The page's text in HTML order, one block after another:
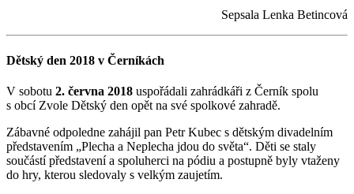
Sepsala Lenka Betincová
Dětský den 2018 v Černíkách
V sobotu 2. června 2018 uspořádali zahrádkáři z Černík spolu
s obcí Zvole Dětský den opět na své spolkové zahradě.
Zábavné odpoledne zahájil pan Petr Kubec s dětským divadelním
představením „Plecha a Neplecha jdou do světa“. Děti se staly
součástí představení a spoluherci na pódiu a postupně byly vtaženy
do hry, kterou sledovaly s velkým zaujetím.